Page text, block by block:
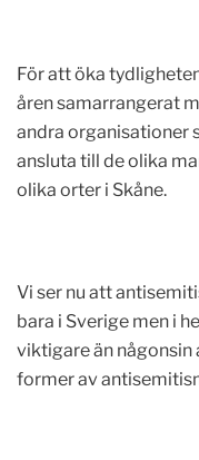
För att öka
åren samarrangerat
andra organisationer
ansluta till de olika
olika orter i Skåne.
Vi ser nu att
bara i Sverige men i
viktigare än någonsin
former av